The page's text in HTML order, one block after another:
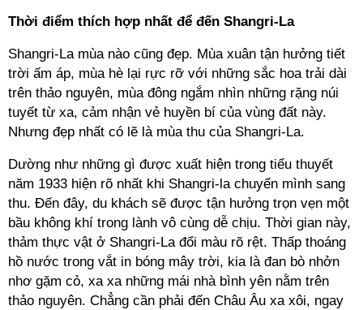
Thời điểm thích hợp nhất để đến Shangri-La
Shangri-La mùa nào cũng đẹp. Mùa xuân tận hưởng tiết
trời ấm áp, mùa hè lại rực rỡ với những sắc hoa trải dài
trên thảo nguyên, mùa đông ngắm nhìn những rặng núi
tuyết từ xa, cảm nhận vẻ huyền bí của vùng đất này.
Nhưng đẹp nhất có lẽ là mùa thu của Shangri-La.
Dường như những gì được xuất hiện trong tiểu thuyết
năm 1933 hiện rõ nhất khi Shangri-la chuyển mình sang
thu. Đến đây, du khách sẽ được tận hưởng trọn vẹn một
bầu không khí trong lành vô cùng dễ chịu. Thời gian này,
thảm thực vật ở Shangri-La đổi màu rõ rệt. Thấp thoáng
hồ nước trong vắt in bóng mây trời, kia là đan bò nhởn
nhơ gặm cỏ, xa xa những mái nhà bình yên nằm trên
thảo nguyên. Chẳng cần phải đến Châu Âu xa xôi, ngay